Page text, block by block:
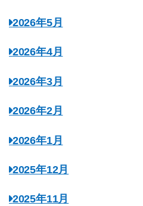
2026年5月
2026年4月
2026年3月
2026年2月
2026年1月
2025年12月
2025年11月